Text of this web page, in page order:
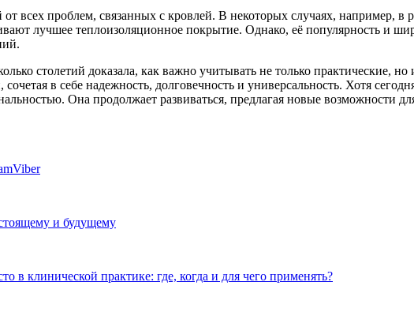
от всех проблем, связанных с кровлей. В некоторых случаях, например,
лучшее теплоизоляционное покрытие. Однако, её популярность и
столетий доказала, как важно учитывать не только практические,
сочетая в себе надежность, долговечность и универсальность. Хотя
Она продолжает развиваться, предлагая новые возможности
Viber
и будущему
в клинической практике: где, когда и для чего применять?